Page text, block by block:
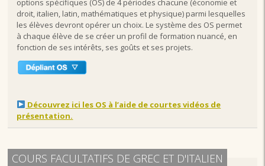
options spécifiques (OS) de 4 périodes chacune (économie et
droit, italien, latin, mathématiques et physique) parmi lesquelles
les élèves devront opérer un choix. Le système des OS permet
à chaque élève de se créer un profil de formation nuancé, en
fonction de ses intérêts, ses goûts et ses projets.
Découvrez ici les OS à l’aide de courtes vidéos de
présentation.
COURS FACULTATIFS DE GREC ET D'ITALIEN